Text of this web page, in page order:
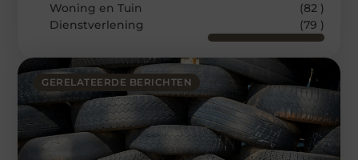
GERELATEERDE BERICHTEN
Woning en Tuin
(82 )
Dienstverlening
(79 )